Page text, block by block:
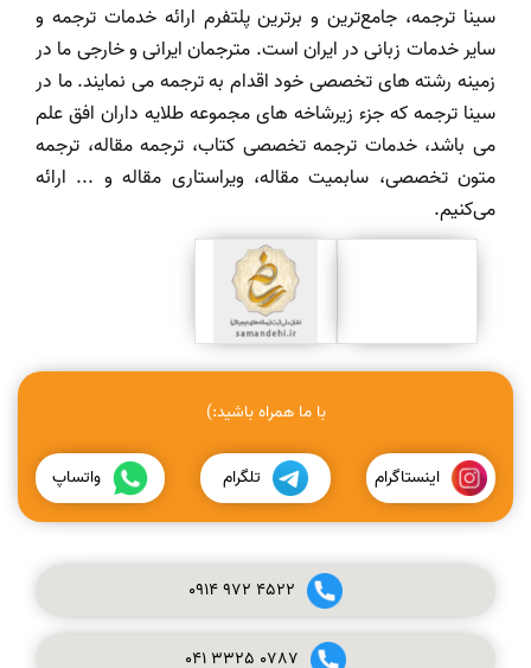
سینا ترجمه، جامع‌ترین و برترین پلتفرم ارائه خدمات ترجمه و
سایر خدمات زبانی در ایران است. مترجمان ایرانی و خارجی ما در
زمینه رشته های تخصصی خود اقدام به ترجمه می نمایند. ما در
سینا ترجمه که جزء زیرشاخه های مجموعه طلایه داران افق علم
می باشد، خدمات ترجمه تخصصی کتاب، ترجمه مقاله، ترجمه
متون تخصصی، سابمیت مقاله، ویراستاری مقاله و ... ارائه
می‌کنیم.
با ما همراه باشید:)
اینستاگرام تلگرام واتساپ
0914972 4522
041 3325 0787